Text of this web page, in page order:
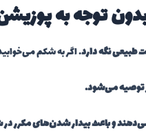
توجه به
طبیعی نگه دارد. اگر به شکم
و باعث بیدار شدن‌های مکرر